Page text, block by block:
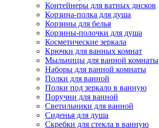
Контейнеры для ватных дисков
Корзина-полка для душа
Корзины для белья
Корзины-полочки для душа
Косметические зеркала
Крючки для ванных комнат
Мыльницы для ванной комнаты
Наборы для ванной комнаты
Полки для ванной
Полки под зеркало в ванную
Поручни для ванной
Светильники для ванной
Сиденья для душа
Скребки для стекла в ванную